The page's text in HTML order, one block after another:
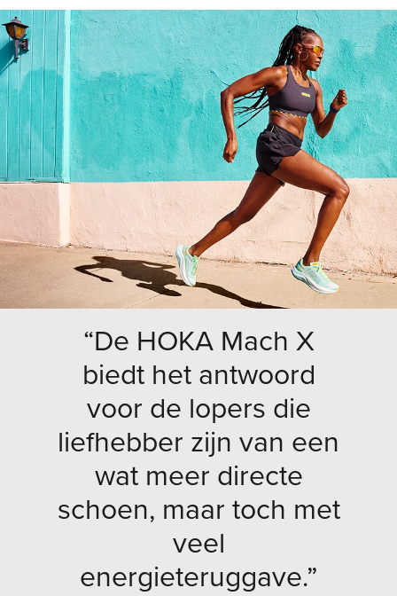
“De HOKA Mach X
biedt het antwoord
voor de lopers die
liefhebber zijn van een
wat meer directe
schoen, maar toch met
veel
energieteruggave.”